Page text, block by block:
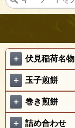
＋ 伏見稲荷名物
＋ 玉子煎餅
＋ 巻き煎餅
＋ 詰め合わせ